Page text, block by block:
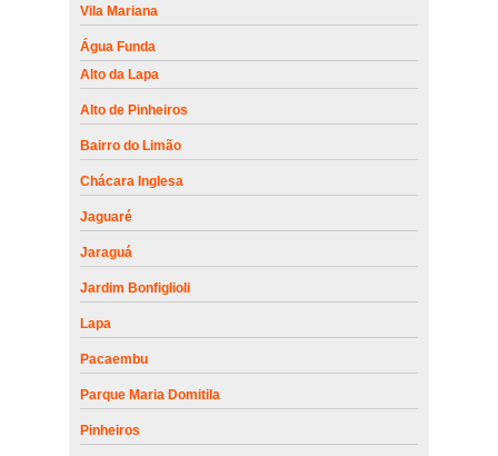
Vila Mariana
Água Funda
Alto da Lapa
Alto de Pinheiros
Bairro do Limão
Chácara Inglesa
Jaguaré
Jaraguá
Jardim Bonfiglioli
Lapa
Pacaembu
Parque Maria Domitila
Pinheiros